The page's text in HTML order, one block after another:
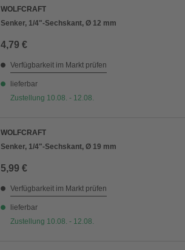
WOLFCRAFT
Senker, 1/4"-Sechskant, Ø 12 mm
4,79 €
Verfügbarkeit im Markt prüfen
lieferbar
Zustellung 10.08. - 12.08.
WOLFCRAFT
Senker, 1/4"-Sechskant, Ø 19 mm
5,99 €
Verfügbarkeit im Markt prüfen
lieferbar
Zustellung 10.08. - 12.08.